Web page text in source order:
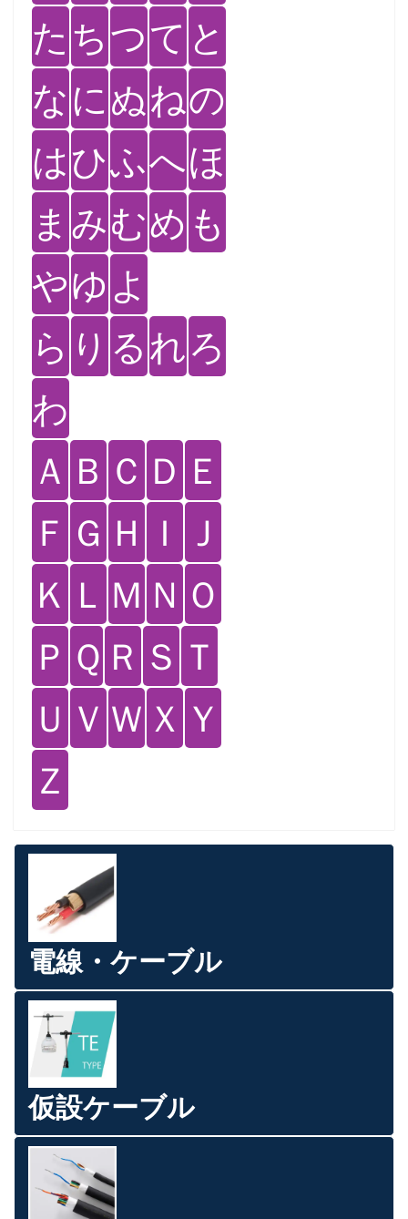
た ちつて と
なにぬねの
はひふへほ
ま みむめ も
やゆ よ
ら り るれろ
わ
Ａ Ｂ Ｃ Ｄ Ｅ
Ｆ Ｇ Ｈ Ｉ Ｊ
Ｋ Ｌ Ｍ Ｎ Ｏ
Ｐ Ｑ Ｒ Ｓ Ｔ
Ｕ Ｖ Ｗ Ｘ Ｙ
Ｚ
電線・ケーブル
仮設ケーブル